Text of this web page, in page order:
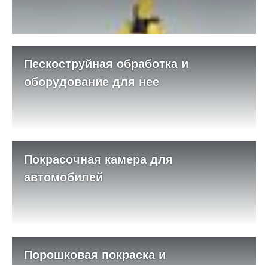
Пескоструйная обработка и
оборудование для нее
Покрасочная камера для
автомобилей
Порошковая покраска и